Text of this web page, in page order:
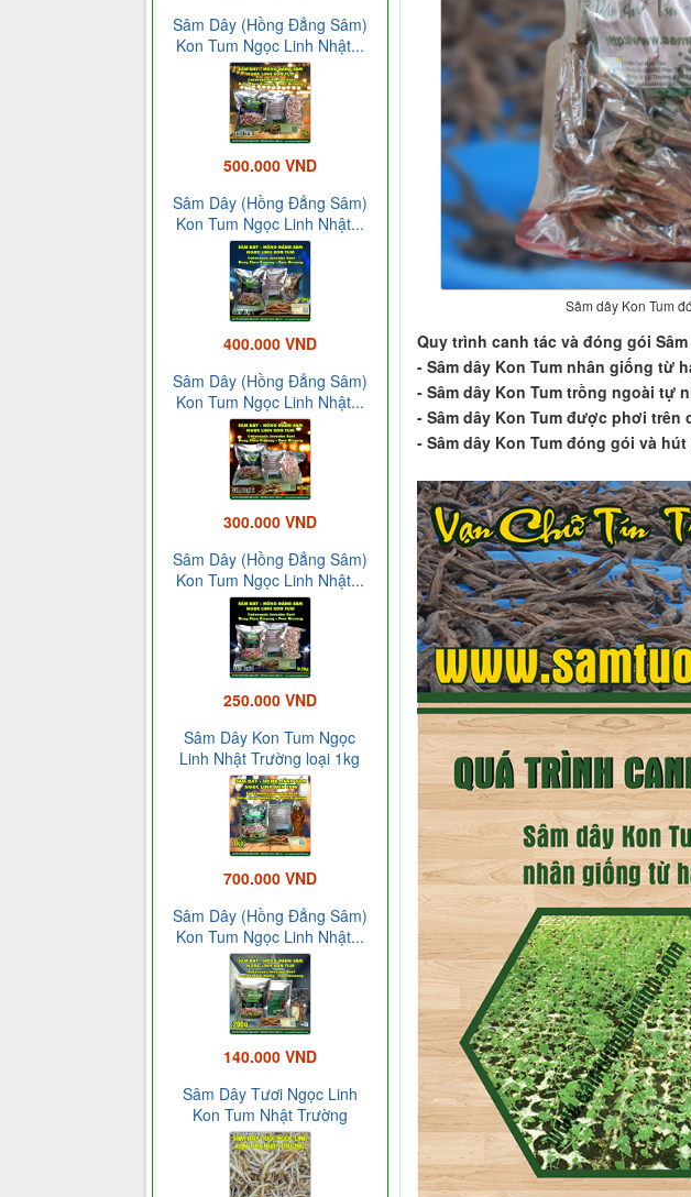
Sâm dây Kon Tum
Quy trình canh tác và đóng gói
- Sâm dây Kon Tum nhân giống từ
- Sâm dây Kon Tum trồng ngoài tự
- Sâm dây Kon Tum được phơi
- Sâm dây Kon Tum đóng gói và
Sâm Dây (Hồng Đẳng Sâm)
Kon Tum Ngọc Linh Nhật...
500.000 VND
Sâm Dây (Hồng Đẳng Sâm)
Kon Tum Ngọc Linh Nhật...
400.000 VND
Sâm Dây (Hồng Đẳng Sâm)
Kon Tum Ngọc Linh Nhật...
300.000 VND
Sâm Dây (Hồng Đẳng Sâm)
Kon Tum Ngọc Linh Nhật...
250.000 VND
Sâm Dây Kon Tum Ngọc
Linh Nhật Trường loại 1kg
700.000 VND
Sâm Dây (Hồng Đẳng Sâm)
Kon Tum Ngọc Linh Nhật...
140.000 VND
Sâm Dây Tươi Ngọc Linh
Kon Tum Nhật Trường